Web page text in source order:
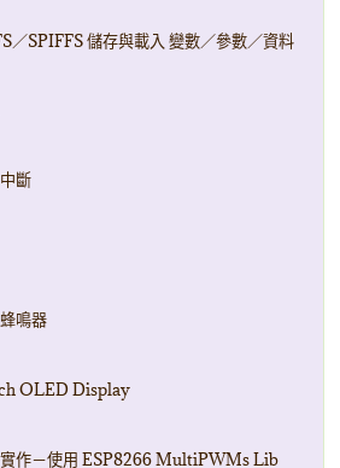
SPIFFS 儲存與載入 變數／參數／資料
斷
鳴器
OLED Display
實作－使用 ESP8266 MultiPWMs Lib